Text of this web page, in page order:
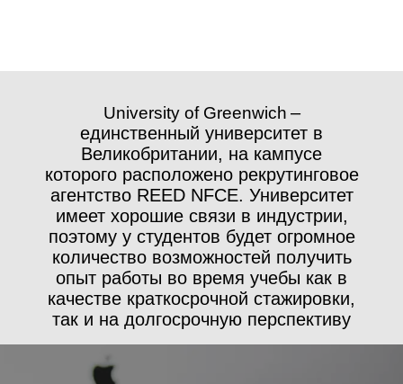
University of Greenwich –
единственный университет в
Великобритании, на кампусе
которого расположено рекрутинговое
агентство REED NFCE. Университет
имеет хорошие связи в индустрии,
поэтому у студентов будет огромное
количество возможностей получить
опыт работы во время учебы как в
качестве краткосрочной стажировки,
так и на долгосрочную перспективу